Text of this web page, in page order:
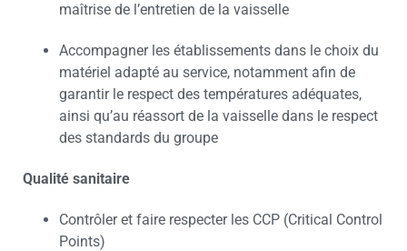
maîtrise de l’entretien de la vaisselle
Accompagner les établissements dans le choix du
matériel adapté au service, notamment afin de
garantir le respect des températures adéquates,
ainsi qu’au réassort de la vaisselle dans le respect
des standards du groupe
Qualité sanitaire
Contrôler et faire respecter les CCP (Critical Control
Points)